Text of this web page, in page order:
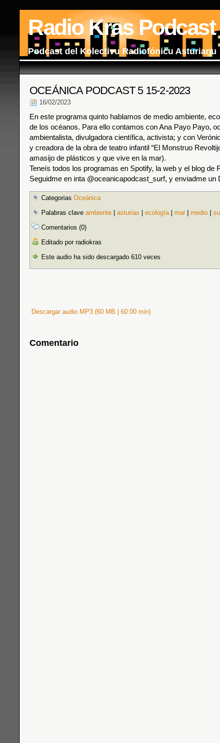
Radio Kras Podcast
Podcast del Kolectivu Radiofónicu Asturianu
OCEÁNICA PODCAST 5 15-2-2023
16/02/2023
En este programa quinto hablamos de medio ambiente,
de los océanos. Para ello contamos con Ana Payo Payo,
ambientalista, divulgadora científica, activista; y con
y creadora de la obra de teatro infantil “El Monstruo
amasijo de plásticos y que vive en la mar).
Teneís todos los programas en Spotify, la web y el blog de
Seguidme en inta @oceanicapodcast_surf, y enviadme un
Categorias Oceánica
Palabras clave ambiente asturias ecología| mar medio
Comentarios (0)
Editado por radiokras
Este audio ha sido descargado 610 veces
Descargar audio MP3 (60 MB | 60:00 min)
Comentario